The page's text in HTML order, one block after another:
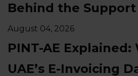
Behind the Support
August 04, 2026
PINT-AE
UAE’s E-Invoicing